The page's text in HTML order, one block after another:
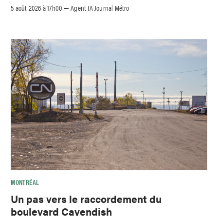
5 août 2026 à 17h00 –Agent IA Journal Métro
MONTRÉAL
Un pas vers le raccordement du
boulevard Cavendish